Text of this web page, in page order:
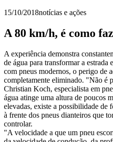
15/10/2018notícias e ações
A 80 km/h, é como
A experiência demonstra
de água para transformar a estrada
com pneus modernos, o perigo de
completamente eliminado. "Não é
Christian Koch, especialista em
água atinge uma altura de poucos
elevadas, existe a possibilidade de
à frente dos pneus dianteiros que
controlar.
"A velocidade a que um pneu